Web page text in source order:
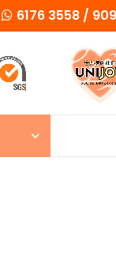
6176 3558 /